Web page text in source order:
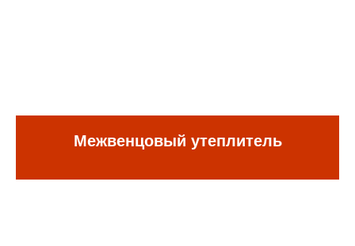
Межвенцовый утеплитель